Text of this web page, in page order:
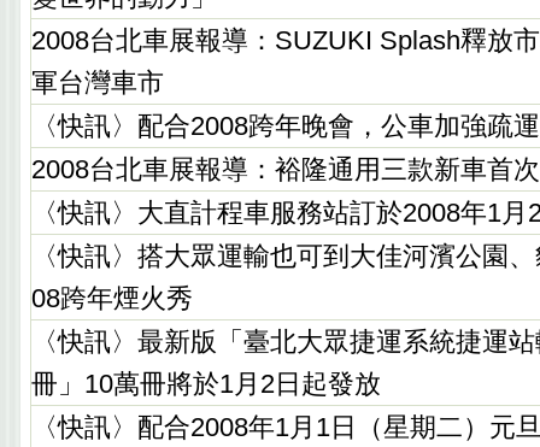
2008台北車展報導：SUZUKI Splash釋放
軍台灣車市
〈快訊〉配合2008跨年晚會，公車加強疏
2008台北車展報導：裕隆通用三款新車首
〈快訊〉大直計程車服務站訂於2008年1月
〈快訊〉搭大眾運輸也可到大佳河濱公園
08跨年煙火秀
〈快訊〉最新版「臺北大眾捷運系統捷運
冊」10萬冊將於1月2日起發放
〈快訊〉配合2008年1月1日（星期二）元